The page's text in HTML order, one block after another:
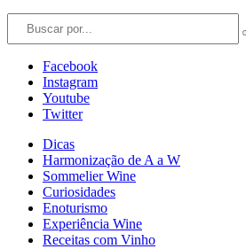
Facebook
Instagram
Youtube
Twitter
Dicas
Harmonização de A a W
Sommelier Wine
Curiosidades
Enoturismo
Experiência Wine
Receitas com Vinho